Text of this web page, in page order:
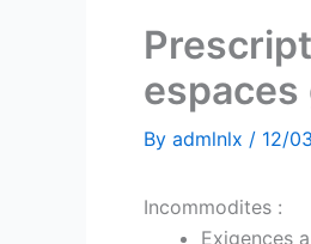
By admlnlx / 12/
Incommodites :
Exigences